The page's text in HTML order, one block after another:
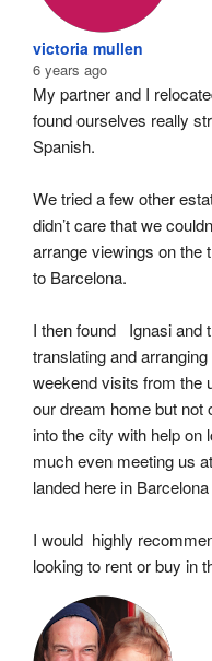
victoria mullen
6 years ago
My partner and I
found ourselves really
Spanish.
We tried a few other
didn’t care that we
arrange viewings on the
to Barcelona.
I then found   Ignasi and
translating and
weekend visits from the
our dream home but not
into the city with help on
much even meeting us
landed here in
I would  highly
looking to rent or buy in